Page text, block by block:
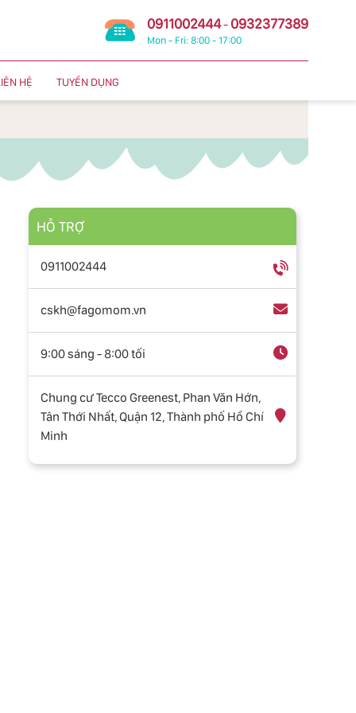
0911002444-0932377389
Mon - Fri: 8:00 - 17:00
HỆ TUYỂN DỤNG
HỖ TRỢ
0911002444
cskh@fagomom.vn
9:00 sáng - 8:00 tối
Chung cư Tecco Greenest, Phan Văn Hớn,
Tân Thới Nhất, Quận 12, Thành phố Hồ Chí
Minh